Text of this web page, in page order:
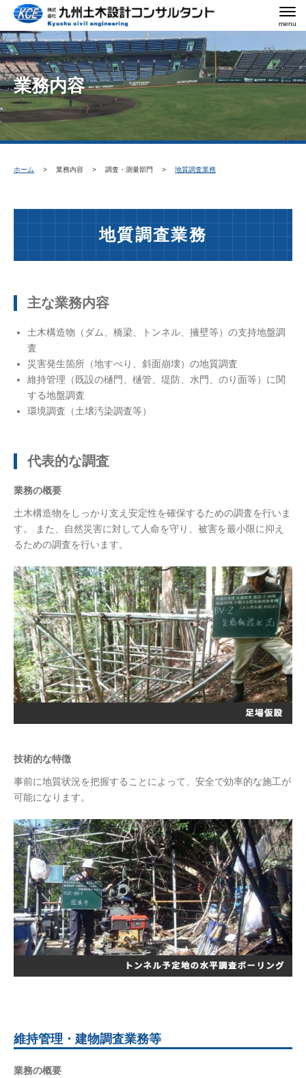
menu
業務内容
ホーム 業務内容 調査・測量部門 地質調査業務
地質調査業務
主な業務内容
土木構造物（ダム、橋梁、トンネル、擁壁等）の支持地盤調
査
災害発生箇所（地すべり、斜面崩壊）の地質調査
維持管理（既設の樋門、樋管、堤防、水門、のり面等）に関
する地盤調査
環境調査（土壌汚染調査等）
代表的な調査
業務の概要
土木構造物をしっかり支え安定性を確保するための調査を行いま
す。 また、自然災害に対して人命を守り、被害を最小限に抑え
るための調査を行います。
技術的な特徴
事前に地質状況を把握することによって、安全で効率的な施工が
可能になります。
維持管理・建物調査業務等
業務の概要